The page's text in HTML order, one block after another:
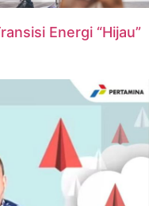
Energi “Hijau”